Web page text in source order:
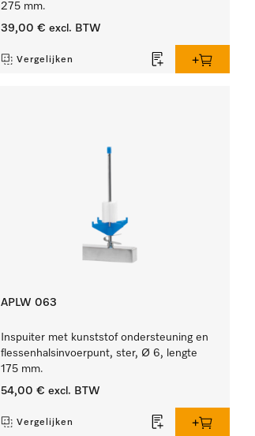
275 mm.
39,00 € excl. BTW
Vergelijken
APLW 063
Inspuiter met kunststof ondersteuning en
flessenhalsinvoerpunt, ster, Ø 6, lengte
175 mm.
54,00 € excl. BTW
Vergelijken